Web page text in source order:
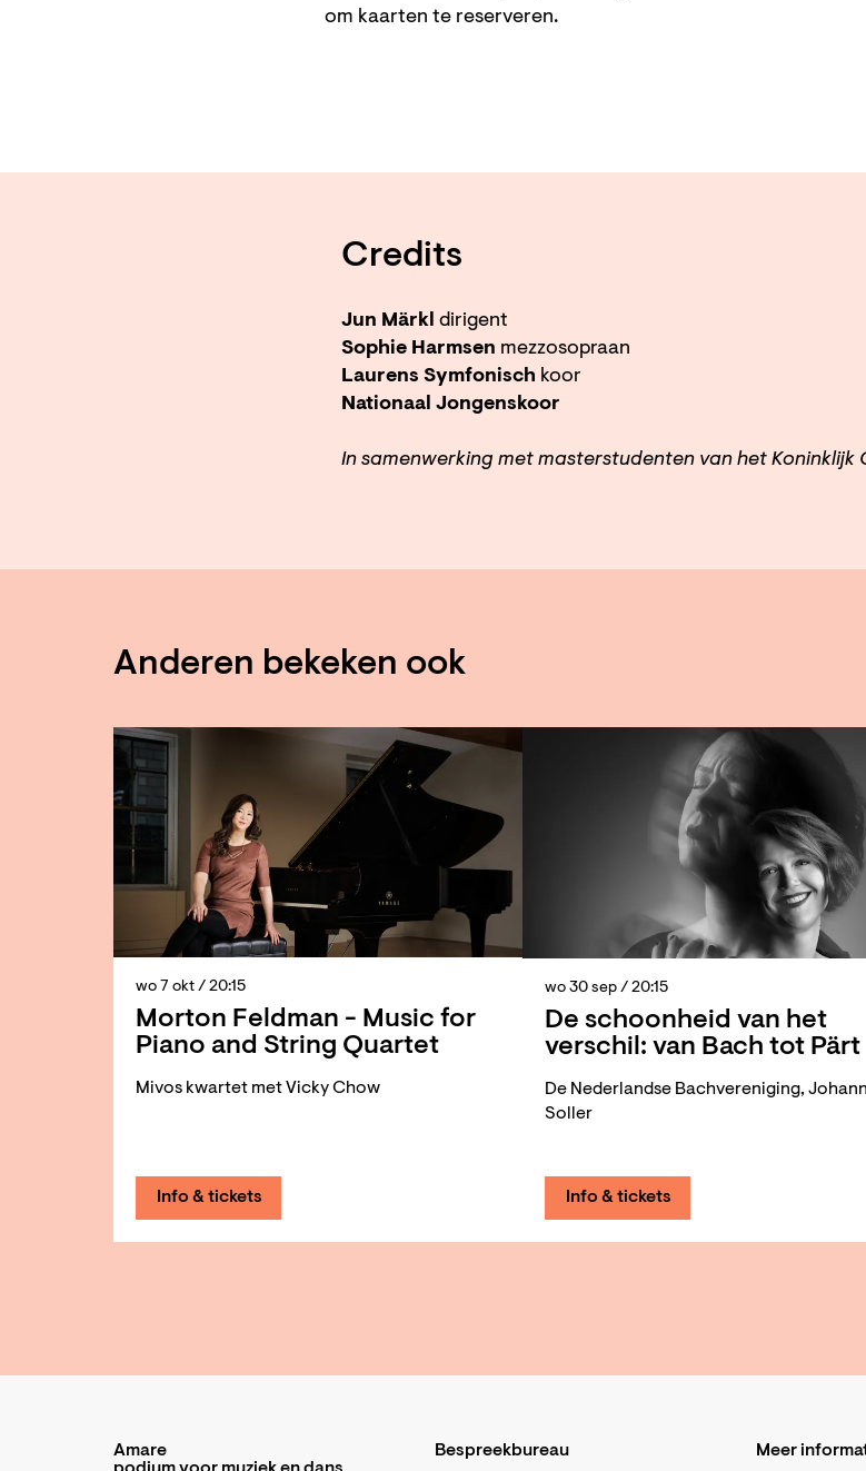
om kaarten te reserveren.
Credits
Jun Märkl dirigent
Sophie Harmsen mezzosopraan
Laurens Symfonisch koor
Nationaal Jongenskoor
In samenwerking met masterstudenten van het Koninklijk
Anderen bekeken ook
Morton Feldman - Music for
Piano and String Quartet
Mivos kwartet met Vicky Chow
wo 7 okt / 20:15
Info & tickets
De schoonheid van het
verschil: van Bach tot Pärt
De Nederlandse Bachvereniging,
Soller
wo 30 sep / 20:15
Info & tickets
Amare
Bespreekbureau Meer